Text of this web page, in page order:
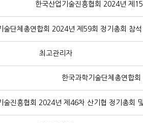
한국산업기술진흥협회 2024년 제
술단체총연합회 2024년 제59회 정기총회 참석
최고관리자
한국과학기술단체총연합
술진흥협회 2024년 제46차 산기협 정기총회